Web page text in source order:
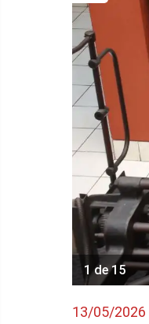
1 de 15
13/05/2026